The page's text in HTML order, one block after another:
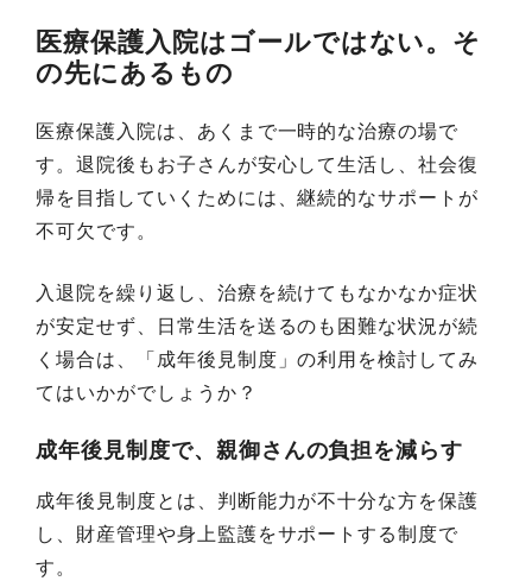
医療保護入院はゴールではない。そ
の先にあるもの
医療保護入院は、あくまで一時的な治療の場で
す。退院後もお子さんが安心して生活し、社会復
帰を目指していくためには、継続的なサポートが
不可欠です。
入退院を繰り返し、治療を続けてもなかなか症状
が安定せず、日常生活を送るのも困難な状況が続
く場合は、「成年後見制度」の利用を検討してみ
てはいかがでしょうか？
成年後見制度で、親御さんの負担を減らす
成年後見制度とは、判断能力が不十分な方を保護
し、財産管理や身上監護をサポートする制度で
す。